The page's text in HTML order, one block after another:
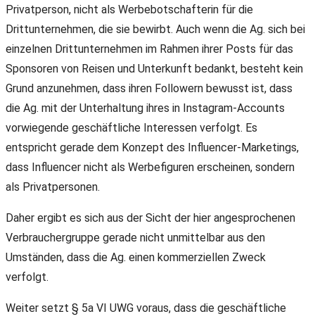
Privatperson, nicht als Werbebotschafterin für die
Drittunternehmen, die sie bewirbt. Auch wenn die Ag. sich bei
einzelnen Drittunternehmen im Rahmen ihrer Posts für das
Sponsoren von Reisen und Unterkunft bedankt, besteht kein
Grund anzunehmen, dass ihren Followern bewusst ist, dass
die Ag. mit der Unterhaltung ihres in Instagram-Accounts
vorwiegende geschäftliche Interessen verfolgt. Es
entspricht gerade dem Konzept des Influencer-Marketings,
dass Influencer nicht als Werbefiguren erscheinen, sondern
als Privatpersonen.
Daher ergibt es sich aus der Sicht der hier angesprochenen
Verbrauchergruppe gerade nicht unmittelbar aus den
Umständen, dass die Ag. einen kommerziellen Zweck
verfolgt.
Weiter setzt § 5a VI UWG voraus, dass die geschäftliche